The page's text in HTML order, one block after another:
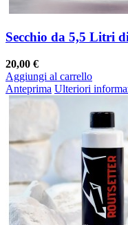
Secchio da 5,5 Litri
20,00 €
Aggiungi al carrello
Anteprima Ulteriori